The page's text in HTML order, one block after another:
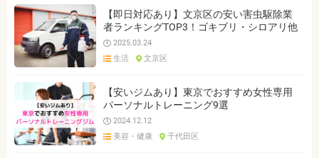
【即日対応あり】文京区の安い害虫駆除業
者ランキングTOP3！ゴキブリ・シロアリ他
2025.03.24
生活
文京区
【安いジムあり】東京でおすすめ女性専用
パーソナルトレーニング9選
2024.12.12
美容・健康
千代田区